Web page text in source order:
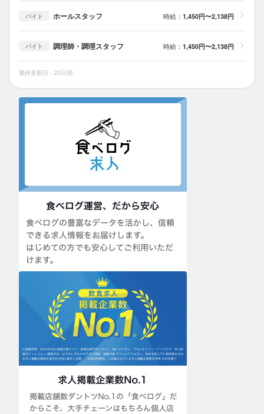
バイト ホールスタッフ 時給： 1,450円〜2,138円
バイト 調理師・調理スタッフ 時給： 1,450円〜2,138円
最終更新日：25日前